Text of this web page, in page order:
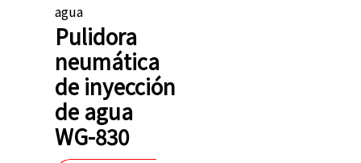
agua
Pulidora
neumática
de inyección
de agua
WG-830